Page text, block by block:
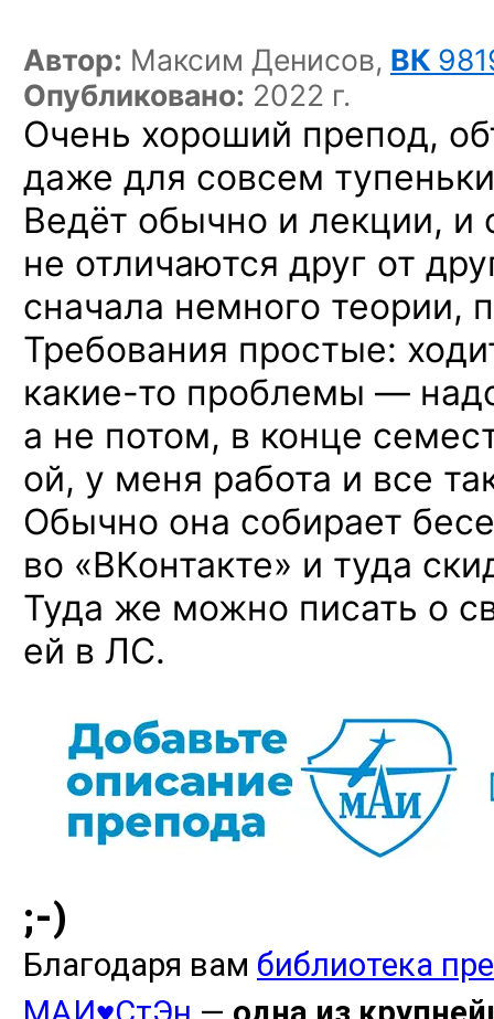
Автор: Максим Денисов, ВК
Опубликовано: 2022 г.
Очень хороший препод,
даже для совсем
Ведёт обычно и лекции, и
не отличаются друг от
сначала немного теории,
Требования простые:
какие-то проблемы —
а не потом, в конце
ой, у меня работа и все
Обычно она собирает
во «ВКонтакте» и туда
Туда же можно писать о
ей в ЛС.